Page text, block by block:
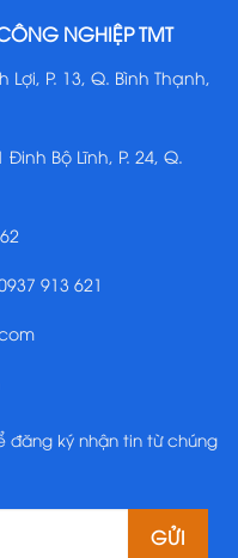
NGHIỆP TMT
Lợi, P. 13, Q. Bình Thạnh,
Bộ Lĩnh, P. 24, Q.
913 621
đăng ký nhận tin từ chúng